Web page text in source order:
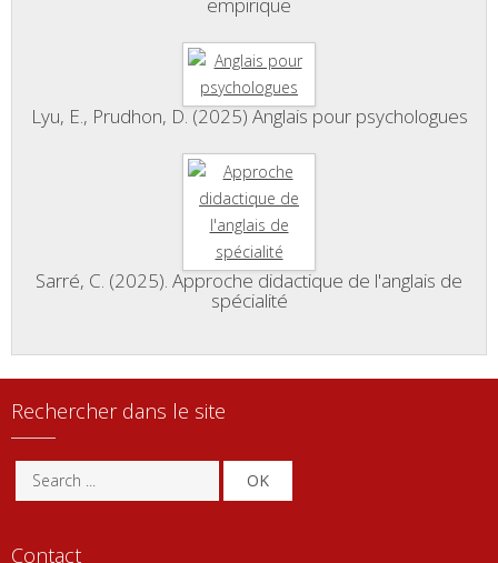
empirique
Lyu, E., Prudhon, D. (2025) Anglais pour psychologues
Sarré, C. (2025). Approche didactique de l'anglais de
spécialité
Rechercher dans le site
OK
Contact